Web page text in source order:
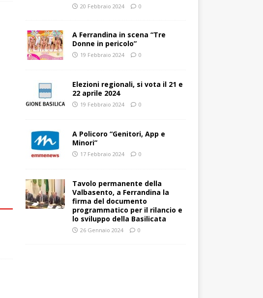
20 Febbraio 2024 0
A Ferrandina in scena “Tre
Donne in pericolo”
19 Febbraio 2024 0
Elezioni regionali, si vota il 21 e
22 aprile 2024
19 Febbraio 2024 0
A Policoro “Genitori, App e
Minori”
17 Febbraio 2024 0
Tavolo permanente della
Valbasento, a Ferrandina la
firma del documento
programmatico per il rilancio e
lo sviluppo della Basilicata
26 Gennaio 2024 0